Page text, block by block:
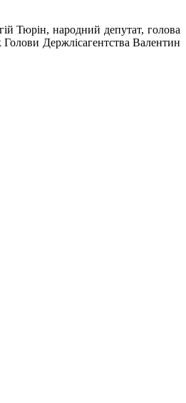
Тюрін, народний депутат, голова
Держлісагентства Валентин